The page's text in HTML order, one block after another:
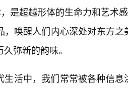
是超越形体的生命力和艺术
，唤醒人们内心深处对东方
弥新的韵味。
生活中，我们常常被各种信